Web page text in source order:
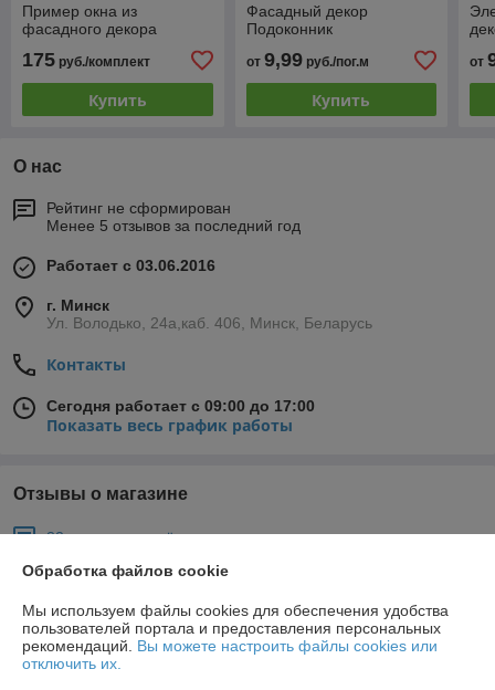
Пример окна из
фасадного декора
175 руб./комплект
Купить
Фасадный декор
Подоконник
от 9,99руб./пог.м
Купить
от
О нас
Рейтинг не сформирован
Менее 5 отзывов за последний год
Работает с 03.06.2016
г. Минск
Ул. Володько, 24а,каб. 406, Минск, Беларусь
Контакты
Сегодня работает с 09:00 до 17:00
Показать весь график работы
Отзывы о магазине
32 отзывов за всё время
Покупатель
Отлично
Брали в аренду погрузчик. Оперативно связались, в сроки
Обработка файлов cookie
Мы используем файлы cookies для обеспечения удобства
пользователей портала и предоставления персональных
рекомендаций. Вы можете настроить файлы cookies или
отключить их.